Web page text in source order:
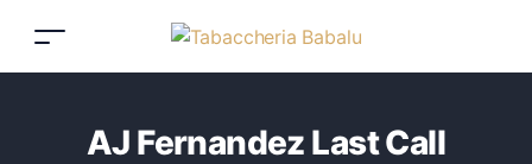
AJ Fernandez Last Call